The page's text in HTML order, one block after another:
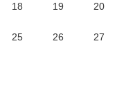
18 19 20
25 26 27